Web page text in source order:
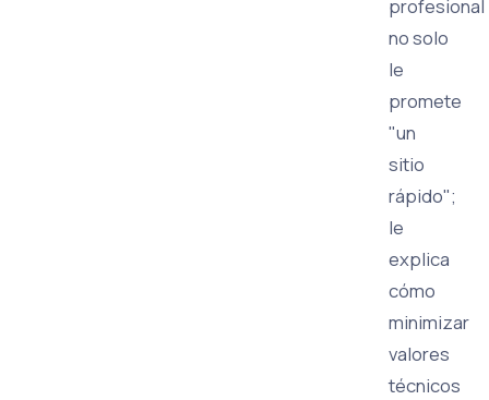
profesional
no solo
le
promete
"un
sitio
rápido";
le
explica
cómo
minimizar
valores
técnicos